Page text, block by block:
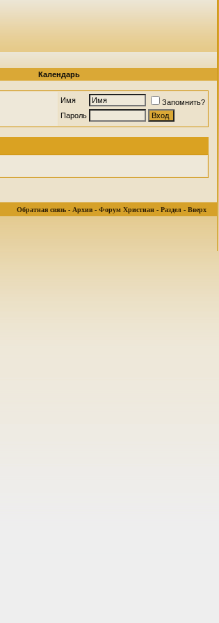
Календарь
Имя
Запомнить?
Пароль
Обратная связь - Архив - Форум Христиан - Раздел - Вверх